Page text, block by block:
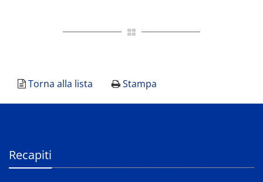
Torna alla lista Stampa
Recapiti